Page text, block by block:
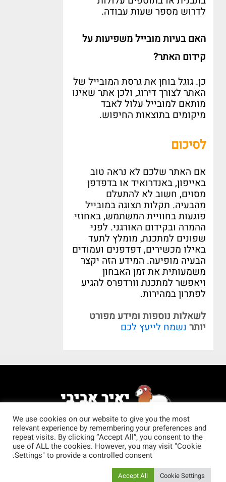
לדרוש מספר שעות עבודה.
האם בעיות מובייל משפיעות על
קידום האתר?
כן. גוגל בוחן את גרסת המובייל של
האתר לצורך דירוג, ולכן אתר שאינו
מותאם למובייל עלול לאבד
מיקומים בתוצאות החיפוש.
לסיכום
אם האתר שלכם לא נראה טוב
באייפון,באנדרואיד או בדפדפן
מסוים, חשוב לא להתעלם
מהבעיה. תקלות תצוגה במובייל
פוגעות בחוויית המשתמש,באחוזי
ההמרה ובקידום האורגני. לפני
שפונים למתכנת, מומלץ לתעד
באילו מכשירים,דפדפנים ועמודים
הבעיה מופיעה. המידע הזה יקצר
משמעותית את זמן האבחון
ויאפשר למתכנת וורדפרס להגיע
לפתרון במהירות.
לשאלות נוספות ומידע מפורט
יותר נשמח לייעץ לכם
info.webdesignlion@gmail.com .מייל
אתרי וורדפרס
מגזין עיצוב
דיגיטל
צור קשר
We use cookies on our website to give you the most
relevant experience by remembering your preferences and
repeat visits. By clicking “Accept All”, you consent to the
use of ALL the cookies. However, you may visit "Cookie
Settings" to provide a controlled consent.
Cookie Settings
Accept All